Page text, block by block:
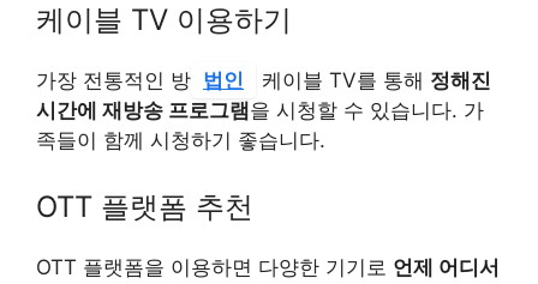
케이블 TV 이용하기
가장 전통적인 방 법인 케이블 TV를 통해 정해진
시간에 재방송 프로그램을 시청할 수 있습니다. 가
족들이 함께 시청하기 좋습니다.
OTT 플랫폼 추천
OTT 플랫폼을 이용하면 다양한 기기로 언제 어디서